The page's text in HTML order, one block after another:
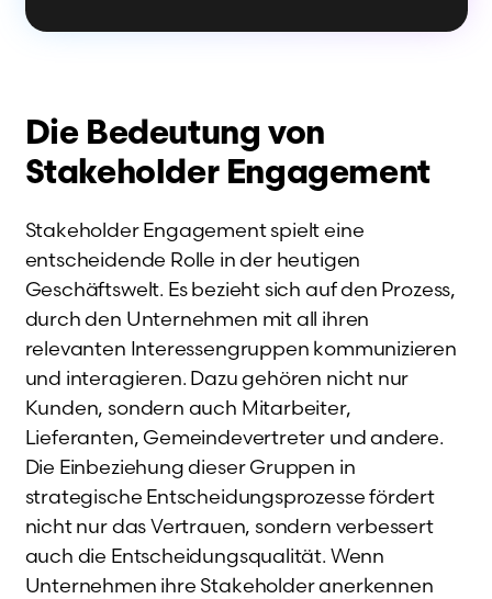
Die Bedeutung von
Stakeholder Engagement
Stakeholder Engagement spielt eine
entscheidende Rolle in der heutigen
Geschäftswelt. Es bezieht sich auf den Prozess,
durch den Unternehmen mit all ihren
relevanten Interessengruppen kommunizieren
und interagieren. Dazu gehören nicht nur
Kunden, sondern auch Mitarbeiter,
Lieferanten, Gemeindevertreter und andere.
Die Einbeziehung dieser Gruppen in
strategische Entscheidungsprozesse fördert
nicht nur das Vertrauen, sondern verbessert
auch die Entscheidungsqualität. Wenn
Unternehmen ihre Stakeholder anerkennen